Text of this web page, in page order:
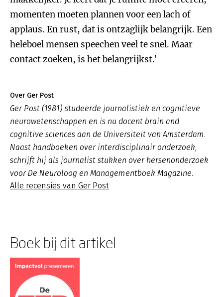
momenten moeten plannen voor een lach of
applaus. En rust, dat is ontzaglijk belangrijk. Een
heleboel mensen speechen veel te snel. Maar
contact zoeken, is het belangrijkst.’
Over Ger Post
Ger Post (1981) studeerde journalistiek en cognitieve
neurowetenschappen en is nu docent brain and
cognitive sciences aan de Universiteit van Amsterdam.
Naast handboeken over interdisciplinair onderzoek,
schrijft hij als journalist stukken over hersenonderzoek
voor De Neuroloog en Managementboek Magazine.
Alle recensies van Ger Post
Boek bij dit artikel